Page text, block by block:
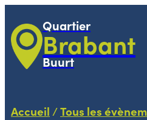
Quartier
Brabant
Buurt
Accueil /Tous les